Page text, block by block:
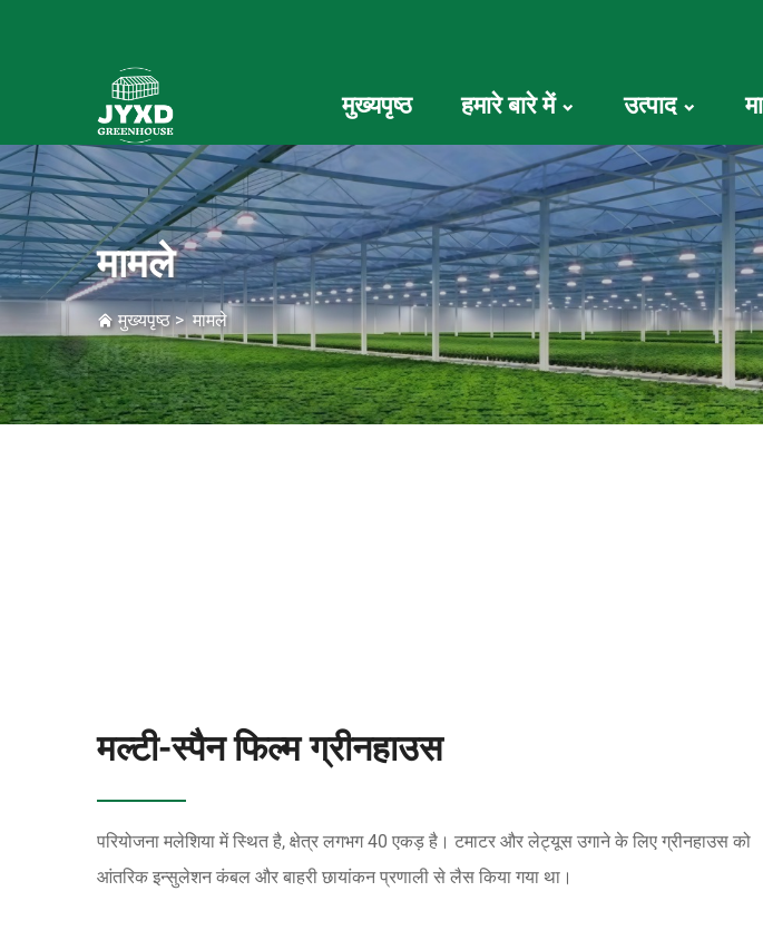
मुख्यपृष्ठ हमारे बारे में उत्पाद
मामले
मुख्यपृष्ठ>मामले
मल्टी-स्पैन फिल्म ग्रीनहाउस
परियोजना मलेशिया में स्थित है, क्षेत्र लगभग 40 एकड़ है। टमाटर और लेट्यूस उगाने के लिए ग्रीनहाउस को
आंतरिक इन्सुलेशन कंबल और बाहरी छायांकन प्रणाली से लैस किया गया था।